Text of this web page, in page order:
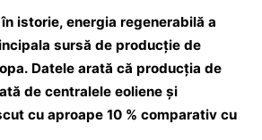
istorie, energia regenerabilă a
sursă de producție de
Datele arată că producția de
de centralele eoliene și
cu aproape 10 % comparativ cu